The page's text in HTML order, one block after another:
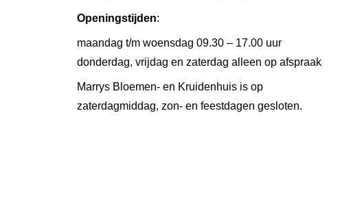
Openingstijden:
maandag t/m woensdag 09.30 – 17.00 uur
donderdag, vrijdag en zaterdag alleen op afspraak
Marrys Bloemen- en Kruidenhuis is op
zaterdagmiddag, zon- en feestdagen gesloten.